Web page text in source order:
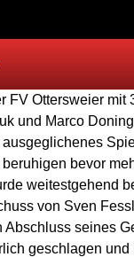
FV Ottersweier
und Marco
bevor
weitestgehend
von Sven
seines
geschlagen